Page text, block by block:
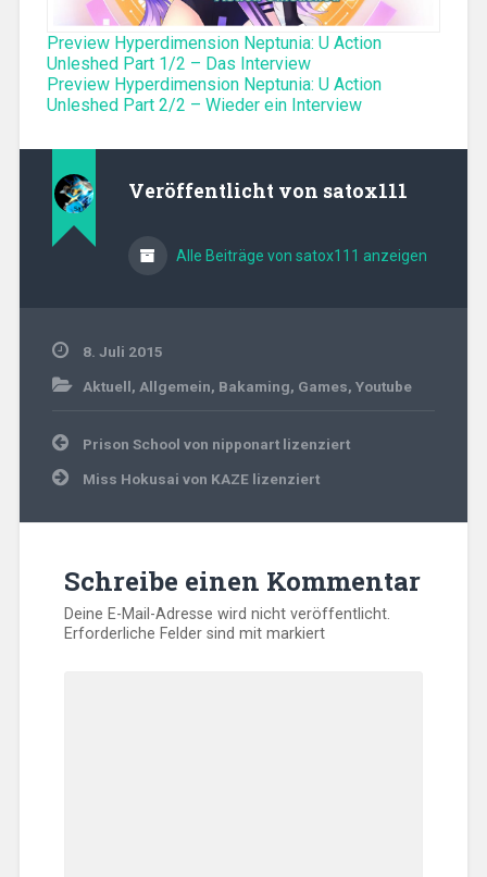
Preview Hyperdimension Neptunia: U Action
Unleshed Part 1/2 – Das Interview
Preview Hyperdimension Neptunia: U Action
Unleshed Part 2/2 – Wieder ein Interview
Veröffentlicht von satox111
Alle Beiträge von satox111 anzeigen
8. Juli 2015
Aktuell, Allgemein, Bakaming, Games, Youtube
Beitragsnavigation
Prison School von nipponart lizenziert
Miss Hokusai von KAZE lizenziert
Schreibe einen Kommentar
Deine E-Mail-Adresse wird nicht veröffentlicht.
Erforderliche Felder sind mitmarkiert